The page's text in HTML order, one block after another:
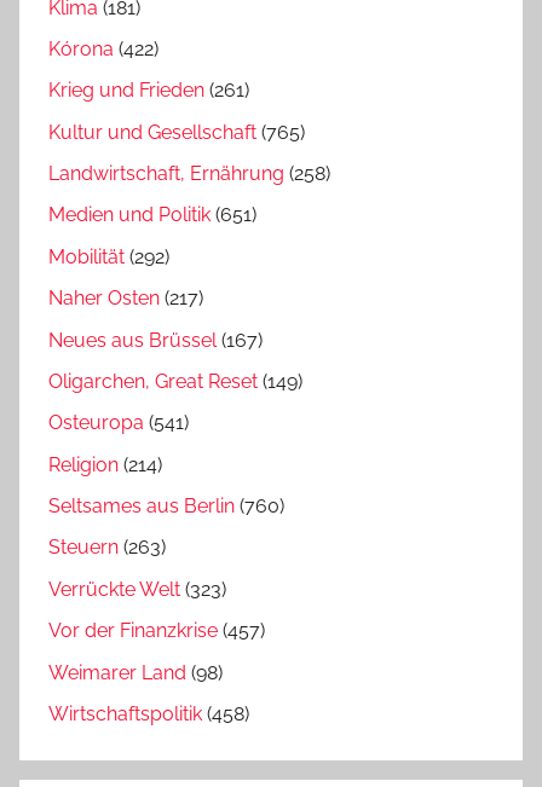
Klima (181)
Kórona (422)
Krieg und Frieden (261)
Kultur und Gesellschaft (765)
Landwirtschaft, Ernährung (258)
Medien und Politik (651)
Mobilität (292)
Naher Osten (217)
Neues aus Brüssel (167)
Oligarchen, Great Reset (149)
Osteuropa (541)
Religion (214)
Seltsames aus Berlin (760)
Steuern (263)
Verrückte Welt (323)
Vor der Finanzkrise (457)
Weimarer Land (98)
Wirtschaftspolitik (458)